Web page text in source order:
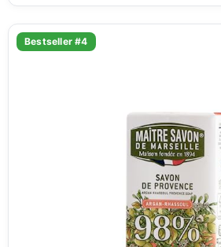
Bestseller #4